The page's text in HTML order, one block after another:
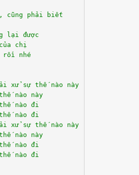
cũng phải biết
lại được
chị
rồi nhé
xử sự thế nào này
nào này
nào đi
nào đi
xử sự thế nào này
nào này
nào đi
nào đi